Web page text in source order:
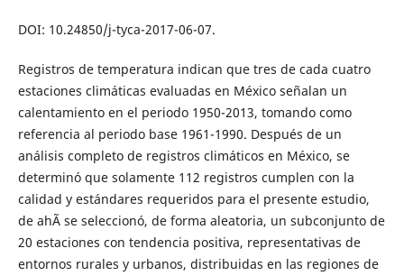
DOI: 10.24850/j-tyca-2017-06-07.
Registros de temperatura indican que tres de cada cuatro
estaciones climáticas evaluadas en México señalan un
calentamiento en el periodo 1950-2013, tomando como
referencia al periodo base 1961-1990. Después de un
análisis completo de registros climáticos en México, se
determinó que solamente 112 registros cumplen con la
calidad y estándares requeridos para el presente estudio,
de ahÃ­ se seleccionó, de forma aleatoria, un subconjunto de
20 estaciones con tendencia positiva, representativas de
entornos rurales y urbanos, distribuidas en las regiones de